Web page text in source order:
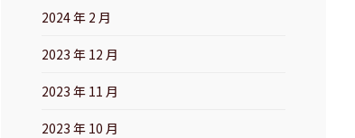
2024 年 2 月
2023 年 12 月
2023 年 11 月
2023 年 10 月